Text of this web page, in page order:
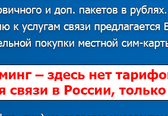
случае наличия прав на данный
о корректном указании